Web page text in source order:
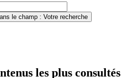
le champ : Votre recherche
les plus consultés